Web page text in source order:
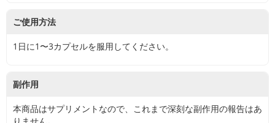
ご使用方法
1日に1〜3カプセルを服用してください。
副作用
本商品はサプリメントなので、これまで深刻な副作用の報告はあ